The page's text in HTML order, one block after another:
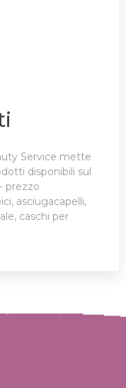
Service mette
disponibili sul
prezzo
asciugacapelli,
caschi per